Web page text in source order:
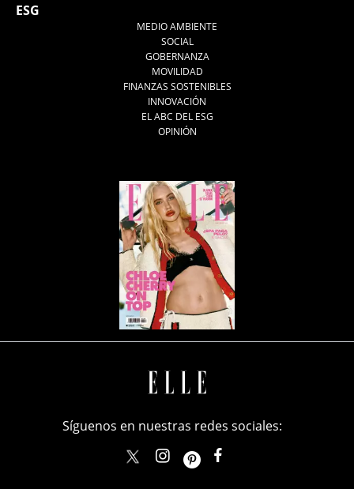
ESG
MEDIO AMBIENTE
SOCIAL
GOBERNANZA
MOVILIDAD
FINANZAS SOSTENIBLES
INNOVACIÓN
EL ABC DEL ESG
OPINIÓN
Síguenos en nuestras redes sociales:
elle_mexicoellemexico